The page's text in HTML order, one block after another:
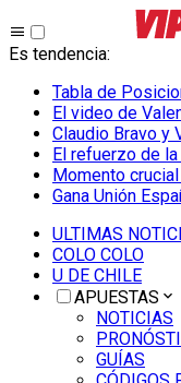
Es tendencia:
Tabla de
El video de
Claudio Bravo y
El refuerzo de la
Momento
Gana Unión
ULTIMAS
COLO COLO
U DE CHILE
APUESTAS
NOTICIAS
GUÍAS